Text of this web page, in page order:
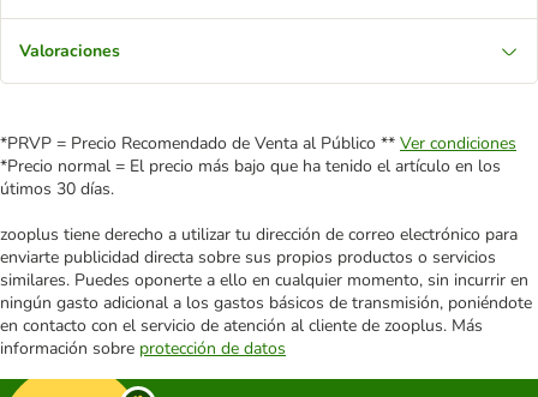
Valoraciones
*PRVP = Precio Recomendado de Venta al Público ** Ver condiciones
*Precio normal = El precio más bajo que ha tenido el artículo en los
útimos 30 días.
zooplus tiene derecho a utilizar tu dirección de correo electrónico para
enviarte publicidad directa sobre sus propios productos o servicios
similares. Puedes oponerte a ello en cualquier momento, sin incurrir en
ningún gasto adicional a los gastos básicos de transmisión, poniéndote
en contacto con el servicio de atención al cliente de zooplus. Más
información sobre protección de datos